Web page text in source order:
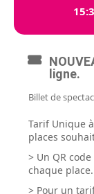
ligne.
Billet de
Tarif Unique
places
> Un QR
chaque place.
> Pour un